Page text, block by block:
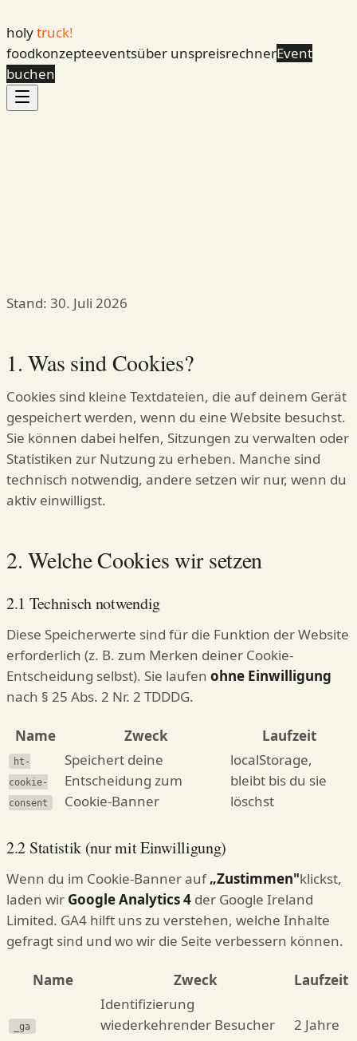
holytruck!
foodkonzepteeventsüber unspreisrechnerEvent
buchen
Stand: 30. Juli 2026
1. Was sind Cookies?
Cookies sind kleine Textdateien, die auf deinem Gerät
gespeichert werden, wenn du eine Website besuchst.
Sie können dabei helfen, Sitzungen zu verwalten oder
Statistiken zur Nutzung zu erheben. Manche sind
technisch notwendig, andere setzen wir nur, wenn du
aktiv einwilligst.
2. Welche Cookies wir setzen
2.1 Technisch notwendig
Diese Speicherwerte sind für die Funktion der Website
erforderlich (z. B. zum Merken deiner Cookie-
Entscheidung selbst). Sie laufen ohne Einwilligung
nach § 25 Abs. 2 Nr. 2 TDDDG.
Name Zweck Laufzeit
ht-
cookie-
consent
Speichert deine
Entscheidung zum
Cookie-Banner
localStorage,
bleibt bis du sie
löschst
2.2 Statistik (nur mit Einwilligung)
Wenn du im Cookie-Banner auf„Zustimmen"klickst,
laden wir Google Analytics 4 der Google Ireland
Limited. GA4 hilft uns zu verstehen, welche Inhalte
gefragt sind und wo wir die Seite verbessern können.
Name Zweck Laufzeit
_ga
Identifizierung
wiederkehrender Besucher
2 Jahre